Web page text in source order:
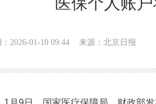
：2026-01-10 09:44 来源：北京日报